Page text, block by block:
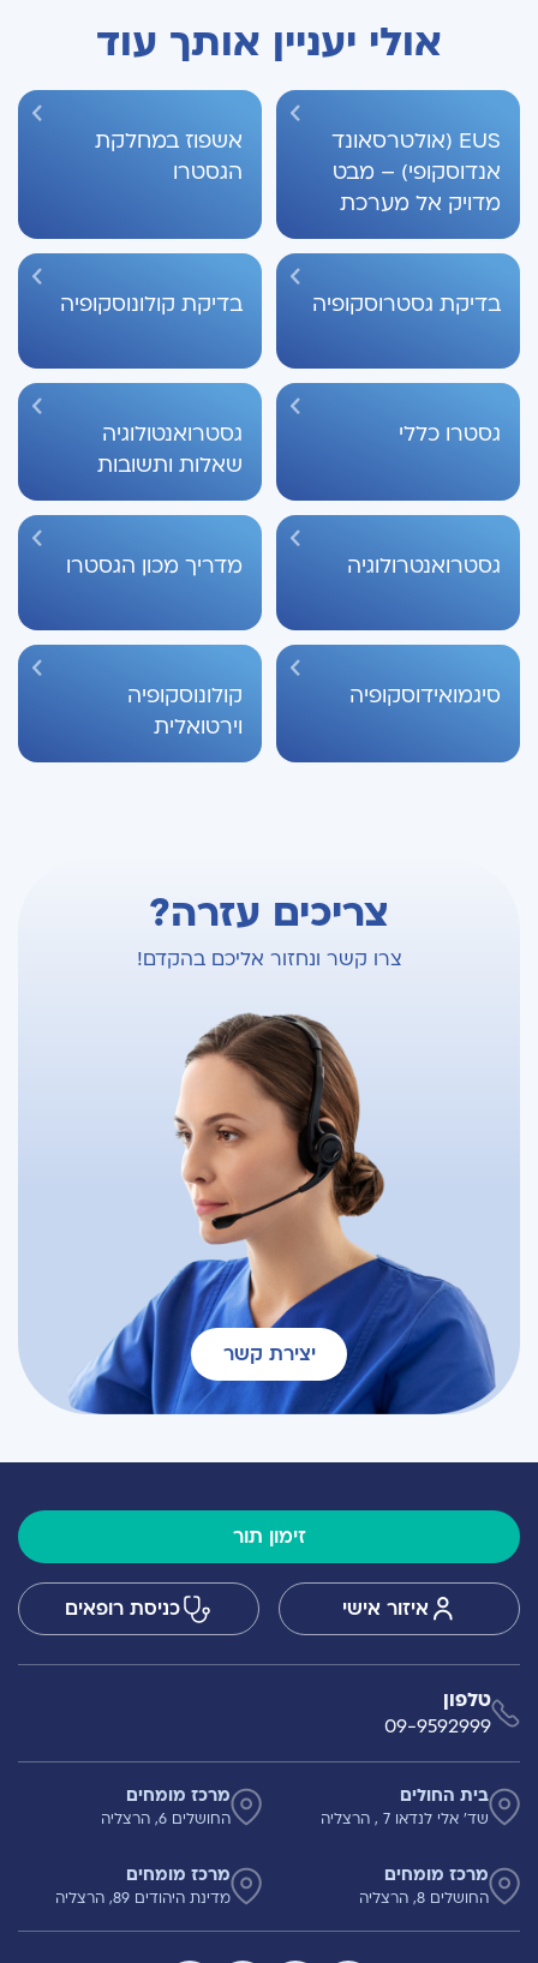
אולי יעניין אותך עוד
EUS (אולטרסאונד
אנדוסקופי) – מבט
מדויק אל מערכת
העיכול והלבלב
אשפוז במחלקת
הגסטרו
בדיקת גסטרוסקופיה בדיקת קולונוסקופיה
גסטרו כללי
גסטרואנטולוגיה
שאלות ותשובות
גסטרואנטרולוגיה מדריך מכון הגסטרו
סיגמואידוסקופיה
קולונוסקופיה
וירטואלית
צריכים עזרה?
צרו קשר ונחזור אליכם בהקדם!
יצירת קשר
זימון תור
איזור אישי כניסת רופאים
טלפון
09-9592999
בית החולים
שד' אלי לנדאו 7 , הרצליה
מרכז מומחים
החושלים 6, הרצליה
מרכז מומחים
החושלים 8, הרצליה
מרכז מומחים
מדינת היהודים 89, הרצליה